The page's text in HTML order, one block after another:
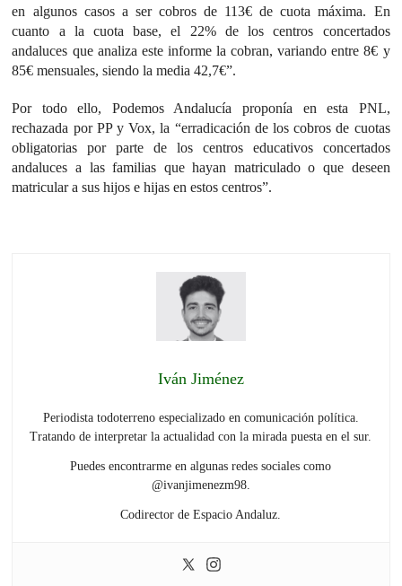
en algunos casos a ser cobros de 113€ de cuota máxima. En
cuanto a la cuota base, el 22% de los centros concertados
andaluces que analiza este informe la cobran, variando entre 8€ y
85€ mensuales, siendo la media 42,7€”.
Por todo ello, Podemos Andalucía proponía en esta PNL,
rechazada por PP y Vox, la “erradicación de los cobros de cuotas
obligatorias por parte de los centros educativos concertados
andaluces a las familias que hayan matriculado o que deseen
matricular a sus hijos e hijas en estos centros”.
Iván Jiménez
Periodista todoterreno especializado en comunicación política.
Tratando de interpretar la actualidad con la mirada puesta en el sur.
Puedes encontrarme en algunas redes sociales como
@ivanjimenezm98.
Codirector de Espacio Andaluz.